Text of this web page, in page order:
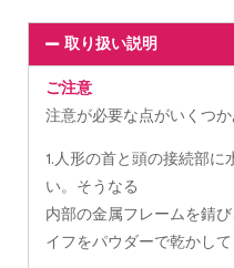
取り扱い説明
ご注意
注意が必要な点がいくつか
1.人形の首と頭の接続部に
い。そうなる
内部の金属フレームを錆
イフをパウダーで乾かして